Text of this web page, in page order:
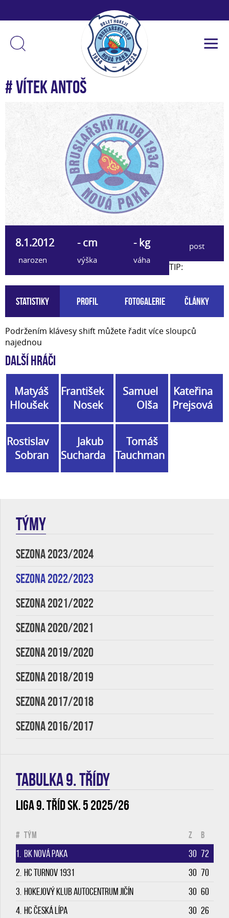
# Vítek Antoš
8.1.2012
narozen
- cm
výška
- kg
váha
post
Statistiky Profil Fotogalerie Články
TIP:
Podržením klávesy shift můžete řadit více sloupců
najednou
Další hráči
Matyáš
Hloušek
František
Nosek
Samuel
Olša
Kateřina
Prejsová
Rostislav
Sobran
Jakub
Sucharda
Tomáš
Tauchman
TÝMY
SEZONA 2023/2024
SEZONA 2022/2023
SEZONA 2021/2022
SEZONA 2020/2021
SEZONA 2019/2020
SEZONA 2018/2019
SEZONA 2017/2018
SEZONA 2016/2017
TABULKA 9. třídy
Liga 9. tříd sk. 5 2025/26
# Tým Z B
1. BK Nová Paka 30 72
2. HC Turnov 1931 30 70
3. Hokejový klub Autocentrum Jičín 30 60
4. HC Česká Lípa 30 26